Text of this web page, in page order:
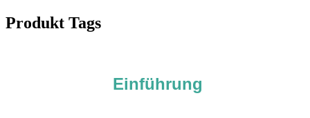
Produkt Tags
Einführung